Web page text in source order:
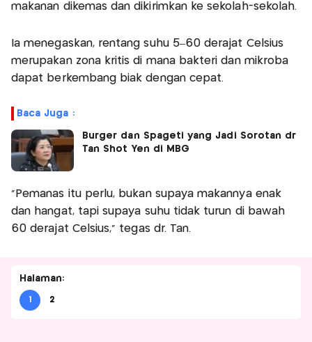
makanan dikemas dan dikirimkan ke sekolah-sekolah.
Ia menegaskan, rentang suhu 5–60 derajat Celsius
merupakan zona kritis di mana bakteri dan mikroba
dapat berkembang biak dengan cepat.
Baca Juga :
Burger dan Spageti yang Jadi Sorotan dr
Tan Shot Yen di MBG
“Pemanas itu perlu, bukan supaya makannya enak
dan hangat, tapi supaya suhu tidak turun di bawah
60 derajat Celsius,” tegas dr. Tan.
Halaman:
1 2